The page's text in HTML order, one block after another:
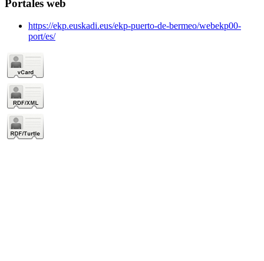
Portales web
https://ekp.euskadi.eus/ekp-puerto-de-bermeo/webekp00-
port/es/